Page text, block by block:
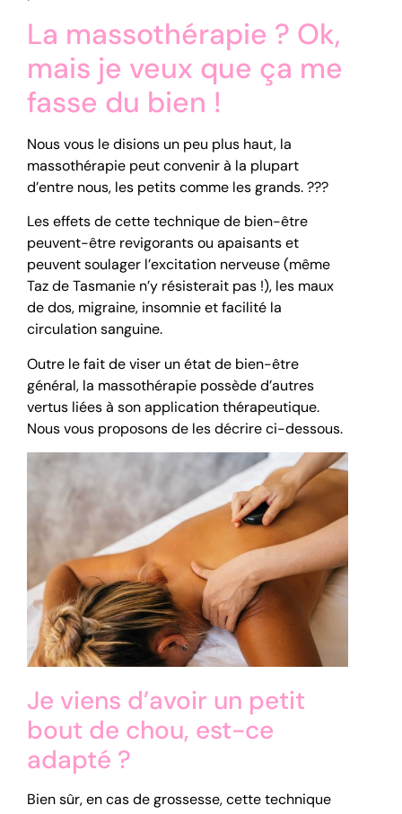
La massothérapie ? Ok,
mais je veux que ça me
fasse du bien !
Nous vous le disions un peu plus haut, la
massothérapie peut convenir à la plupart
d’entre nous, les petits comme les grands. ?‍?‍?
Les effets de cette technique de bien-être
peuvent-être revigorants ou apaisants et
peuvent soulager l’excitation nerveuse (même
Taz de Tasmanie n’y résisterait pas !), les maux
de dos, migraine, insomnie et facilité la
circulation sanguine.
Outre le fait de viser un état de bien-être
général, la massothérapie possède d’autres
vertus liées à son application thérapeutique.
Nous vous proposons de les décrire ci-dessous.
Je viens d’avoir un petit
bout de chou, est-ce
adapté ?
Bien sûr, en cas de grossesse, cette technique